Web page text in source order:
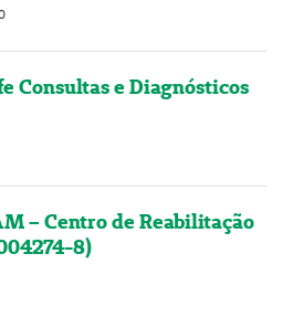
Consultas e Diagnósticos
– Centro de Reabilitação
8)